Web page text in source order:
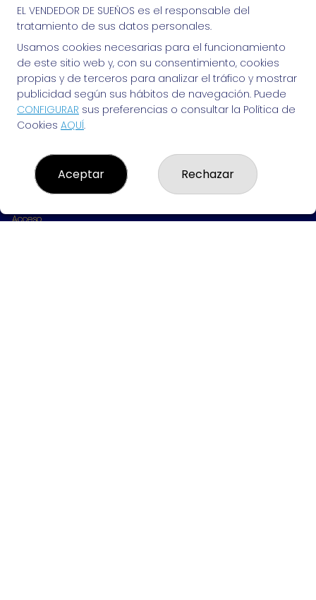
Si puedes soñarlo, puedes hacerlo, ¡mucha
suerte!
EL VENDEDOR DE SUEÑOS
¿Quiénes somos?
Resultados
Contacto
Empresas
Acceso
EL VENDEDOR DE SUEÑOS es el responsable del
tratamiento de sus datos personales.
Usamos cookies necesarias para el funcionamiento
de este sitio web y, con su consentimiento, cookies
propias y de terceros para analizar el tráfico y mostrar
publicidad según sus hábitos de navegación. Puede
CONFIGURAR sus preferencias o consultar la Política de
Cookies AQUÍ.
Aceptar Rechazar